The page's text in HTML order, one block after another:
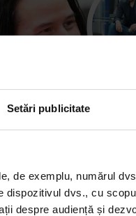
Setări publicitate
de exemplu, numărul
dvs., cu
despre audiență și
Reeves, adevărul
16 DECEMBRIE 2021